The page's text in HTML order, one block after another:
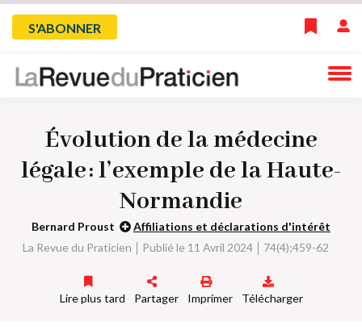
Skip
navigation
Menu
du
l'utilisateur
S'ABONNER
Évolution de la médecine
légale : l’exemple de la Haute-
Normandie
Bernard Proust
Affiliations et déclarations d'intérêt
La Revue du Praticien
Publié le 11 Avril 2024 74(4);459-62
Lire plus tard Partager Imprimer Télécharger